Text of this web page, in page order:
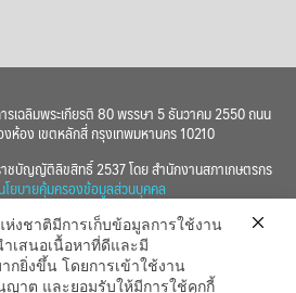
เฉลิมพระเกียรติ 80 พรรษา 5 ธันวาคม 2550 ถนน
ห้อง เขตหลักสี่ กรุงเทพมหานคร 10210
บัญญัติลิขสิทธิ์ 2537 โดย สำนักงานสภาเกษตรกร
นโยบายคุ้มครองข้อมูลส่วนบุคคล
งชาติมีการเก็บข้อมูลการใช้งาน
ำเสนอเนื้อหาที่ดีและมี
กยิ่งขึ้น โดยการเข้าใช้งาน
ญาต และยอมรับให้มีการใช้คุกกี้